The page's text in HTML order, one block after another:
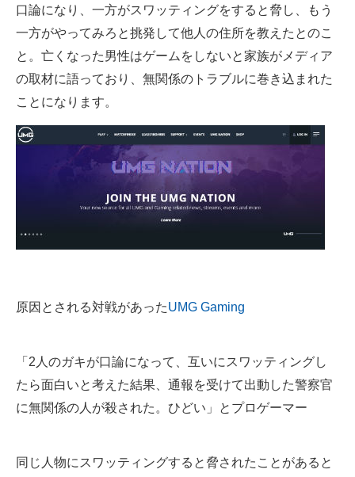
口論になり、一方がスワッティングをすると脅し、もう
一方がやってみろと挑発して他人の住所を教えたとのこ
と。亡くなった男性はゲームをしないと家族がメディア
の取材に語っており、無関係のトラブルに巻き込まれた
ことになります。
原因とされる対戦があったUMG Gaming
「2人のガキが口論になって、互いにスワッティングし
たら面白いと考えた結果、通報を受けて出動した警察官
に無関係の人が殺された。ひどい」とプロゲーマー
同じ人物にスワッティングすると脅されたことがあると